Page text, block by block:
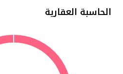
الحاسبة العقارية